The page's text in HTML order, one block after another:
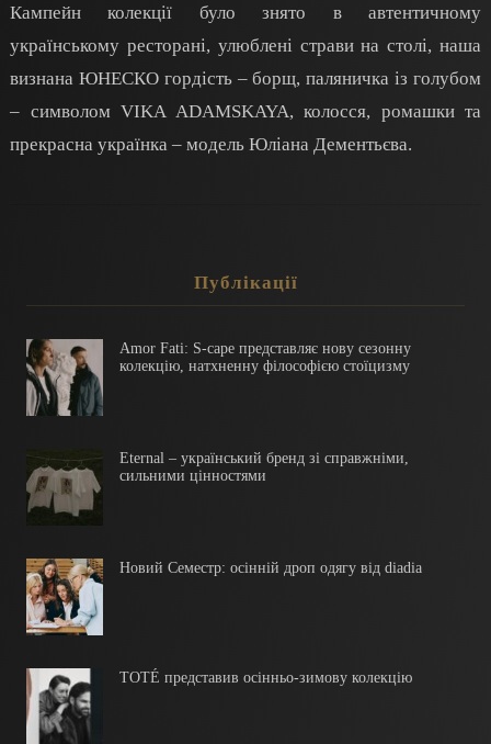
Кампейн колекції було знято в автентичному
українському ресторані, улюблені страви на столі, наша
визнана ЮНЕСКО гордість – борщ, паляничка із голубом
– символом VIKA ADAMSKAYA, колосся, ромашки та
прекрасна українка – модель Юліана Дементьєва.
Публікації
Amor Fati: S-cape представляє нову сезонну
колекцію, натхненну філософією стоїцизму
Eternal – український бренд зі справжніми,
сильними цінностями
Новий Семестр: осінній дроп одягу від diadia
TOTÉ представив осінньо-зимову колекцію